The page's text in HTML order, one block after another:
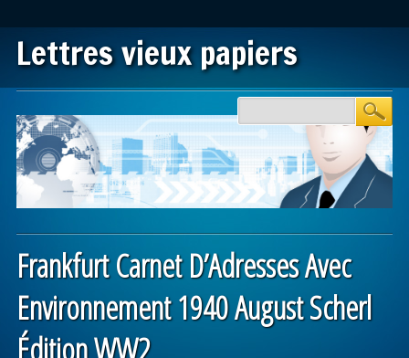
Lettres vieux papiers
Main menu
Frankfurt Carnet D’Adresses Avec
Environnement 1940 August Scherl
Édition WW2